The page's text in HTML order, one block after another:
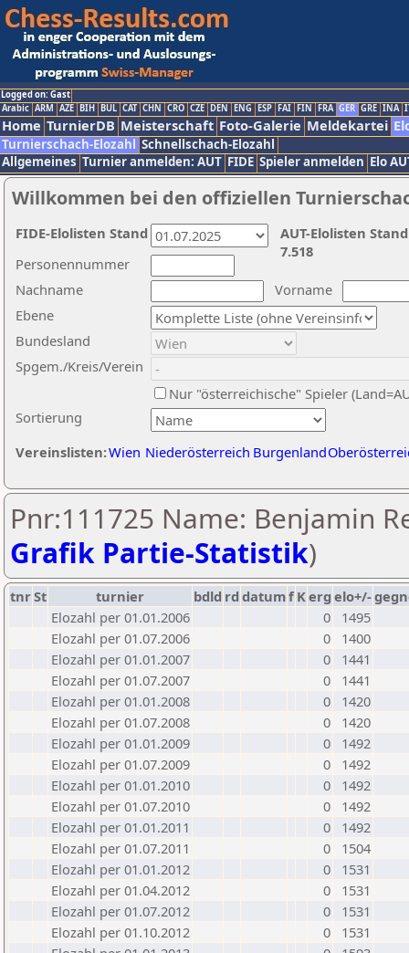
Logged on: Gast
Arabic ARM AZE BIH BUL CAT CHN CRO CZE DEN ENG ESP FAI FIN FRA GER GRE INA
Home TurnierDB Meisterschaft Foto-Galerie Meldekartei
Turnierschach-Elozahl Schnellschach-Elozahl
Allgemeines Turnier anmelden: AUT FIDE Spieler anmelden Elo
Willkommen bei den offiziellen
Nachname
Vorname
Ebene
Sortierung
Personennummer
Bundesland
Spgem./Kreis/Verein
Nur "österreichische" Spieler
Vereinslisten:Wien Niederösterreich Burgenland
AUT-Elolisten
7.518
FIDE-Elolisten Stand
Pnr:111725 Name: Benjamin
Grafik Partie-Statistik)
tnrSt turnier bdld rd datumf Kerg elo+/-
Elozahl per 01.01.2006
0
1495
Elozahl per 01.07.2006
0
1400
Elozahl per 01.01.2007
0
1441
Elozahl per 01.07.2007
0
1441
Elozahl per 01.01.2008
0
1420
Elozahl per 01.07.2008
0
1420
Elozahl per 01.01.2009
0
1492
Elozahl per 01.07.2009
0
1492
Elozahl per 01.01.2010
0
1492
Elozahl per 01.07.2010
0
1492
Elozahl per 01.01.2011
0
1492
Elozahl per 01.07.2011
0
1504
Elozahl per 01.01.2012
0
1531
Elozahl per 01.04.2012
0
1531
Elozahl per 01.07.2012
0
1531
Elozahl per 01.10.2012
0
1531